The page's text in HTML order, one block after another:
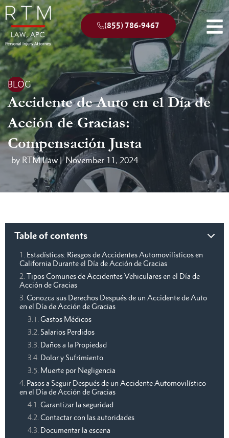
(855) 786-9467
BLOG
Accidente de Auto en el Día de
Acción de Gracias:
Compensación Justa
by RTM Law | November 11, 2024
Table of contents
Estadísticas: Riesgos de Accidentes Automovilísticos en
California Durante el Día de Acción de Gracias
Tipos Comunes de Accidentes Vehiculares en el Día de
Acción de Gracias
Conozca sus Derechos Después de un Accidente de Auto
en el Día de Acción de Gracias
Gastos Médicos
Salarios Perdidos
Daños a la Propiedad
Dolor y Sufrimiento
Muerte por Negligencia
Pasos a Seguir Después de un Accidente Automovilístico
en el Día de Acción de Gracias
Garantizar la seguridad
Contactar con las autoridades
Documentar la escena